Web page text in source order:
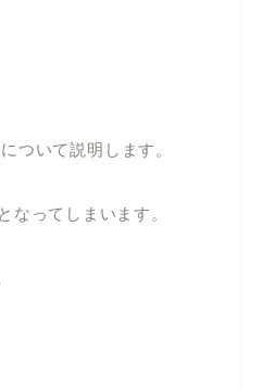
について説明します。
なってしまいます。